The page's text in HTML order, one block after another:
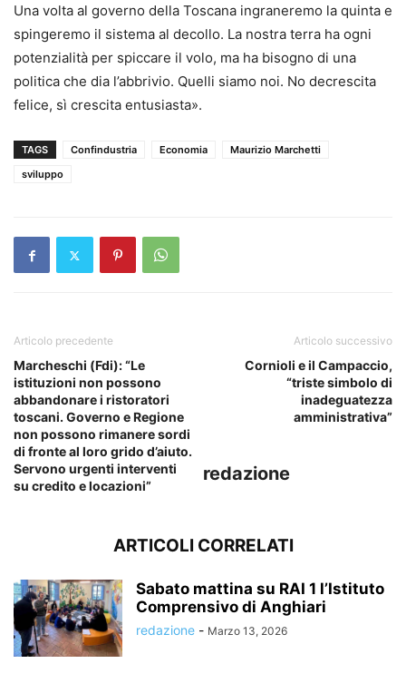
Una volta al governo della Toscana ingraneremo la quinta e
spingeremo il sistema al decollo. La nostra terra ha ogni
potenzialità per spiccare il volo, ma ha bisogno di una
politica che dia l’abbrivio. Quelli siamo noi. No decrescita
felice, sì crescita entusiasta».
TAGS Confindustria Economia
Maurizio Marchetti
sviluppo
Articolo precedente
Marcheschi (Fdi): “Le
istituzioni non possono
abbandonare i ristoratori
toscani. Governo e Regione
non possono rimanere sordi
di fronte al loro grido d’aiuto.
Servono urgenti interventi
su credito e locazioni”
Articolo successivo
Cornioli e il Campaccio,
“triste simbolo di
inadeguatezza
amministrativa”
redazione
ARTICOLI CORRELATI
Sabato mattina su RAI 1 l’Istituto
Comprensivo di Anghiari
redazione - Marzo 13, 2026